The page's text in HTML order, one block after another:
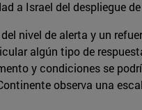
a Israel del despliegue
nivel de alerta y un
algún tipo de
y condiciones se
observa una